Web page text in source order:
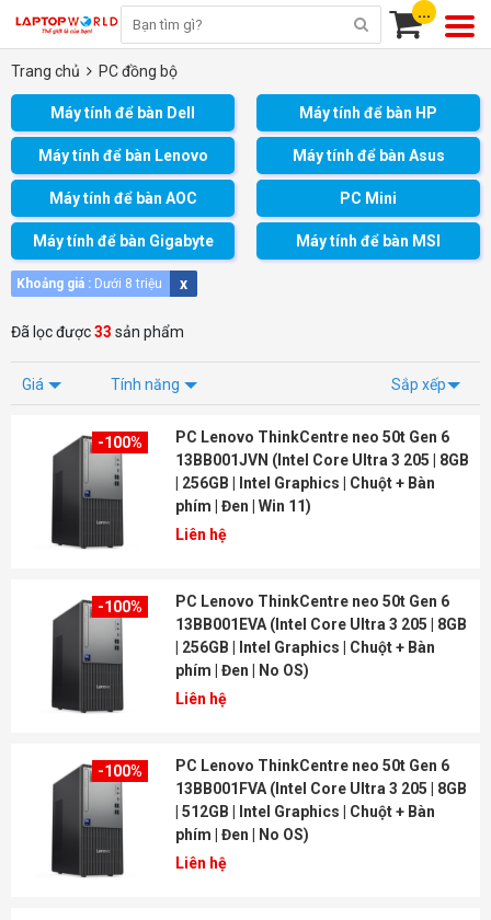
...
Trang chủ PC đồng bộ
Máy tính để bàn Dell Máy tính để bàn HP
Máy tính để bàn Lenovo Máy tính để bàn Asus
Máy tính để bàn AOC PC Mini
Máy tính để bàn Gigabyte Máy tính để bàn MSI
Khoảng giá : Dưới 8 triệu x
Đã lọc được33 sản phẩm
Giá Tính năng Sắp xếp
-100%
PC Lenovo ThinkCentre neo 50t Gen 6
13BB001JVN (Intel Core Ultra 3 205 | 8GB
| 256GB | Intel Graphics | Chuột + Bàn
phím | Đen | Win 11)
Liên hệ
-100%
PC Lenovo ThinkCentre neo 50t Gen 6
13BB001EVA (Intel Core Ultra 3 205 | 8GB
| 256GB | Intel Graphics | Chuột + Bàn
phím | Đen | No OS)
Liên hệ
-100%
PC Lenovo ThinkCentre neo 50t Gen 6
13BB001FVA (Intel Core Ultra 3 205 | 8GB
| 512GB | Intel Graphics | Chuột + Bàn
phím | Đen | No OS)
Liên hệ